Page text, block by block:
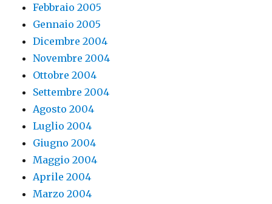
Febbraio 2005
Gennaio 2005
Dicembre 2004
Novembre 2004
Ottobre 2004
Settembre 2004
Agosto 2004
Luglio 2004
Giugno 2004
Maggio 2004
Aprile 2004
Marzo 2004